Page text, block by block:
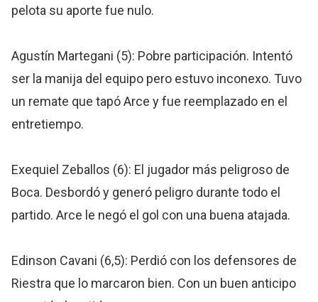
pelota su aporte fue nulo.
Agustín Martegani (5): Pobre participación. Intentó
ser la manija del equipo pero estuvo inconexo. Tuvo
un remate que tapó Arce y fue reemplazado en el
entretiempo.
Exequiel Zeballos (6): El jugador más peligroso de
Boca. Desbordó y generó peligro durante todo el
partido. Arce le negó el gol con una buena atajada.
Edinson Cavani (6,5): Perdió con los defensores de
Riestra que lo marcaron bien. Con un buen anticipo